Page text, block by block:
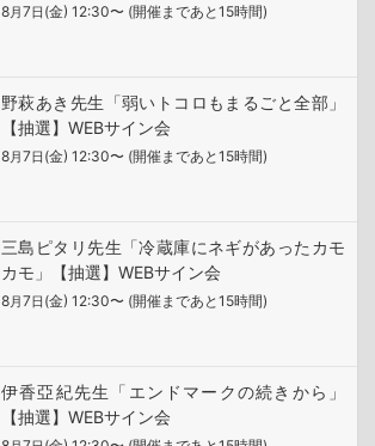
8月7日 (金) 12:30〜 (開催まであと15時間)
野萩あき先生「弱いトコロもまるごと全部」
【抽選】WEBサイン会
8月7日 (金) 12:30〜 (開催まであと15時間)
三島ピタリ先生「冷蔵庫にネギがあったカモ
カモ」【抽選】WEBサイン会
8月7日 (金) 12:30〜 (開催まであと15時間)
伊香亞紀先生「エンドマークの続きから」
【抽選】WEBサイン会